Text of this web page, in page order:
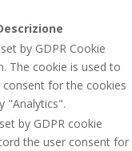
by GDPR Cookie
The cookie is used to
for the cookies
"Analytics".
by GDPR cookie
the user consent for